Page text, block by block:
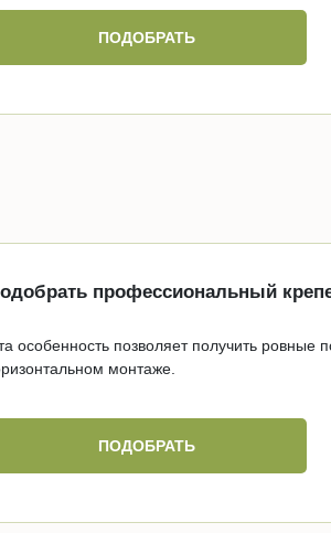
ПОДОБРАТЬ
профессиональный
особенность позволяет получить
монтаже.
ПОДОБРАТЬ